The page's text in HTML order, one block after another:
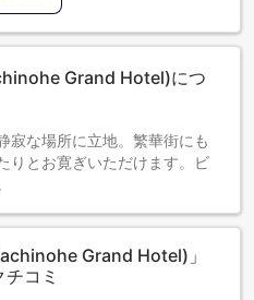
Grand Hotel)につ
寂な場所に立地。繁華街にも
りとお寛ぎいただけます。ビ
Grand Hotel)」
コミ